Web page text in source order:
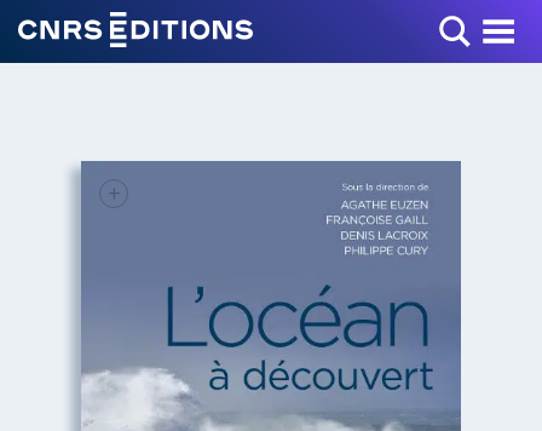
Toggle Menu
+